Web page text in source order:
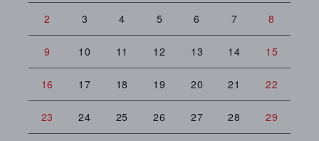
2 3 4 5 6 7 8
9 10 11 12 13 14 15
16 17 18 19 20 21 22
23 24 25 26 27 28 29